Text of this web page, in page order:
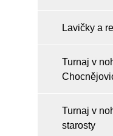
Lavičky a
Turnaj v
Turnaj v
starosty